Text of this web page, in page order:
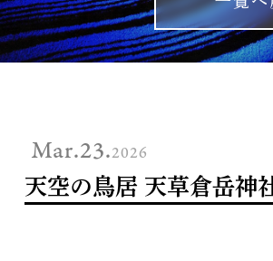
Mar.23.2026
天空の鳥居 天草倉岳神